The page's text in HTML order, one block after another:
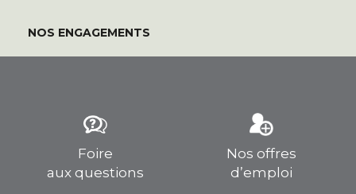
NOS ENGAGEMENTS
Foire
aux questions
Nos offres
d’emploi